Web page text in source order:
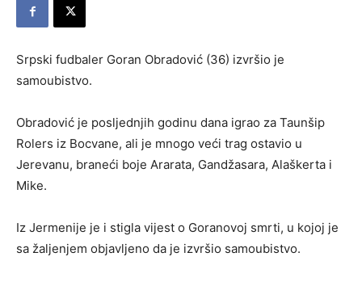
Srpski fudbaler Goran Obradović (36) izvršio je
samoubistvo.
Obradović je posljednjih godinu dana igrao za Taunšip
Rolers iz Bocvane, ali je mnogo veći trag ostavio u
Jerevanu, braneći boje Ararata, Gandžasara, Alaškerta i
Mike.
Iz Jermenije je i stigla vijest o Goranovoj smrti, u kojoj je
sa žaljenjem objavljeno da je izvršio samoubistvo.